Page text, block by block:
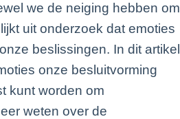
we de neiging hebben om
uit onderzoek dat emoties
beslissingen. In dit artikel
onze besluitvorming
kunt worden om
weten over de